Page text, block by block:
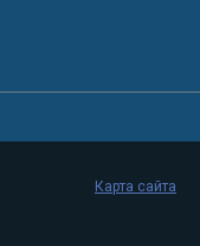
Карта сайта